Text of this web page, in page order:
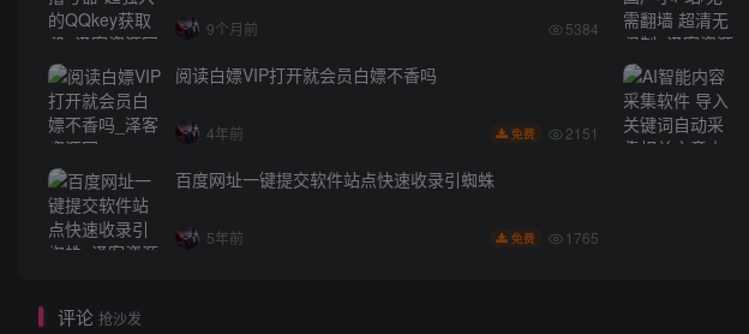
9个月前 5384
阅读白嫖VIP打开就会员白嫖不香吗
4年前 免费 2151
百度网址一键提交软件站点快速收录引蜘蛛
5年前 免费 1765
评论 抢沙发